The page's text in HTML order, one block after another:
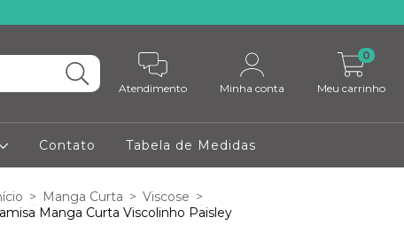
Atendimento Minha conta Meu carrinho
0
Contato Tabela de Medidas
> Manga Curta > Viscose >
Manga Curta Viscolinho Paisley